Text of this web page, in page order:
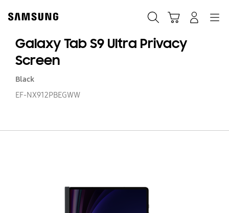
content
Galaxy Tab S9 Ultra Privacy
Screen
Black
EF-NX912PBEGWW